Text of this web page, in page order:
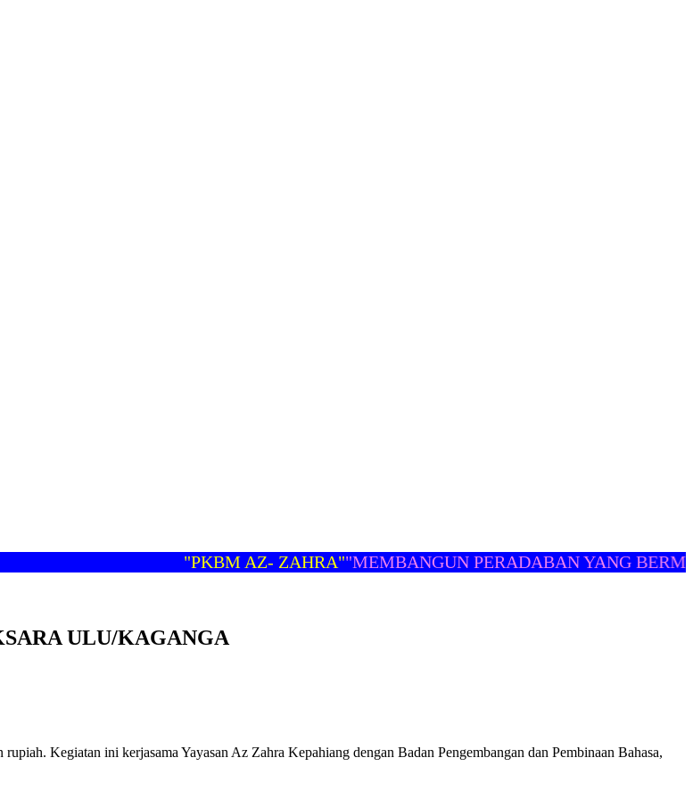
"PKBM AZ- ZAHRA""MEMBANGUN PERADABAN YANG
ULU/KAGANGA
Kegiatan ini kerjasama Yayasan Az Zahra Kepahiang dengan Badan Pengembangan dan Pembinaan Bahasa,